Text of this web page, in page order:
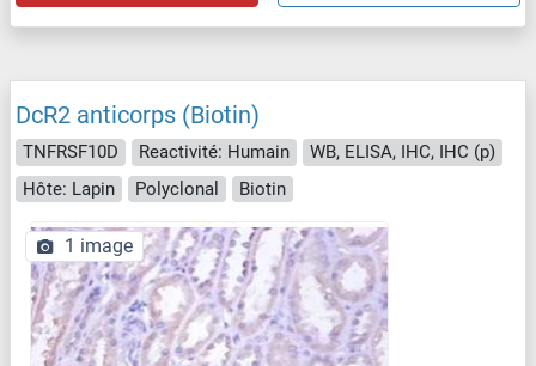
DcR2 anticorps (Biotin)
TNFRSF10D Reactivité: Humain
WB, ELISA, IHC, IHC (p)
Hôte: Lapin
Polyclonal Biotin
1 image